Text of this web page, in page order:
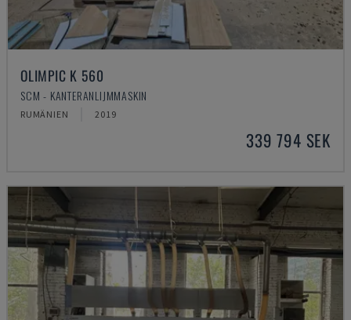
OLIMPIC K 560
SCM - KANTERANLIJMMASKIN
RUMÄNIEN 2019
339 794 SEK